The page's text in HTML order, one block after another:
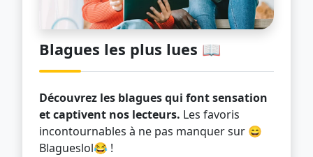
Blagues les plus lues 📖
Découvrez les blagues qui font sensation
et captivent nos lecteurs. Les favoris
incontournables à ne pas manquer sur 😄
Blagueslol😂 !